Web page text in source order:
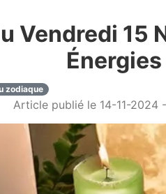
Vendredi 15
zodiaque
Article publié le 14-11-